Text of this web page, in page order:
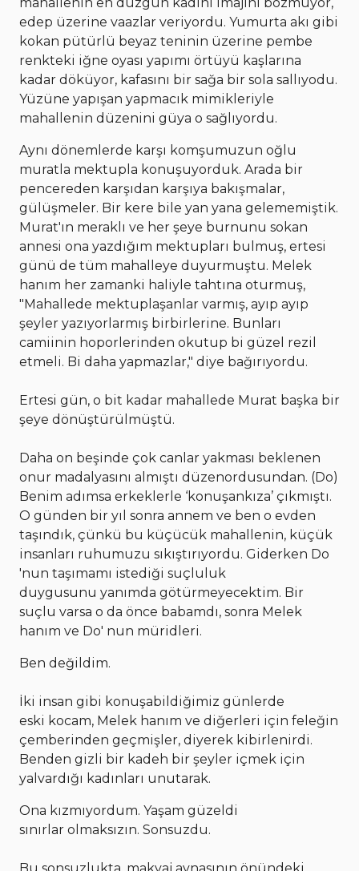
edep üzerine vaazlar veriyordu. Yumurta akı gibi
kokan pütürlü beyaz teninin üzerine pembe
renkteki iğne oyası yapımı örtüyü kaşlarına
kadar döküyor, kafasını bir sağa bir sola sallıyodu.
Yüzüne yapışan yapmacık mimikleriyle
mahallenin düzenini güya o sağlıyordu.
Aynı dönemlerde karşı komşumuzun oğlu
muratla mektupla konuşuyorduk. Arada bir
pencereden karşıdan karşıya bakışmalar,
gülüşmeler. Bir kere bile yan yana gelememiştik.
Murat'ın meraklı ve her şeye burnunu sokan
annesi ona yazdığım mektupları bulmuş, ertesi
günü de tüm mahalleye duyurmuştu. Melek
hanım her zamanki haliyle tahtına oturmuş,
"Mahallede mektuplaşanlar varmış, ayıp ayıp
şeyler yazıyorlarmış birbirlerine. Bunları
camiinin hoporlerinden okutup bi güzel rezil
etmeli. Bi daha yapmazlar," diye bağırıyordu.
Ertesi gün, o bit kadar mahallede Murat başka bir
şeye dönüştürülmüştü.
Daha on beşinde çok canlar yakması beklenen
onur madalyasını almıştı düzenordusundan. (Do)
Benim adımsa erkeklerle ‘konuşankıza’ çıkmıştı.
O günden bir yıl sonra annem ve ben o evden
taşındık, çünkü bu küçücük mahallenin, küçük
insanları ruhumuzu sıkıştırıyordu. Giderken Do
'nun taşımamı istediği suçluluk
duygusunu yanımda götürmeyecektim. Bir
suçlu varsa o da önce babamdı, sonra Melek
hanım ve Do' nun müridleri.
Ben değildim.
İki insan gibi konuşabildiğimiz günlerde
eski kocam, Melek hanım ve diğerleri için feleğin
çemberinden geçmişler, diyerek kibirlenirdi.
Benden gizli bir kadeh bir şeyler içmek için
yalvardığı kadınları unutarak.
Ona kızmıyordum. Yaşam güzeldi
sınırlar olmaksızın. Sonsuzdu.